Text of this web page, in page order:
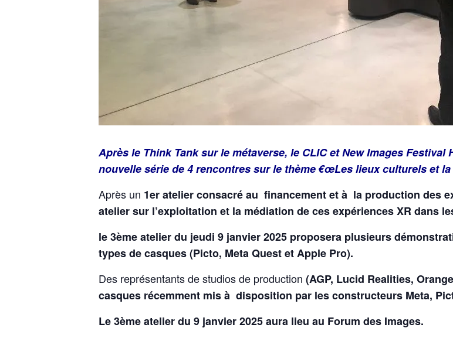
Après le Think Tank sur le métaverse, le CLIC et New Images
nouvelle série de 4 rencontres sur le thème €œLes lieux culturels et la
Après un 1er atelier consacré au financement et à la production des
atelier sur l’exploitation et la médiation de ces expériences XR dans
le 3ème atelier du jeudi 9 janvier 2025 proposera plusieurs
types de casques (Picto, Meta Quest et Apple Pro).
Des représentants de studios de production (AGP, Lucid Realities,
casques récemment mis à disposition par les constructeurs Meta,
Le 3ème atelier du 9 janvier 2025 aura lieu au Forum des Images.